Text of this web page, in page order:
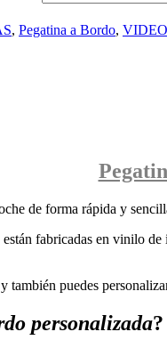
, Pegatina a Bordo,
de forma rápida y
fabricadas en vinilo
también puedes
personalizada?